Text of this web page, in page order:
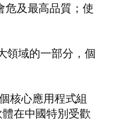
危及最高品質；使
領域的一部分，個
核心應用程式組
在中國特別受歡